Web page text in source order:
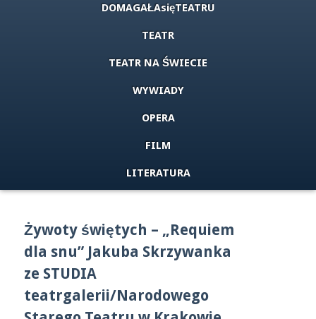
DOMAGAŁAsięTEATRU
TEATR
TEATR NA ŚWIECIE
WYWIADY
OPERA
FILM
LITERATURA
Żywoty świętych – „Requiem
dla snu” Jakuba Skrzywanka
ze STUDIA
teatrgalerii/Narodowego